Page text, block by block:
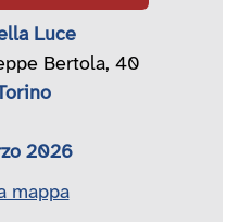
Luce
Bertola, 40
2026
mappa